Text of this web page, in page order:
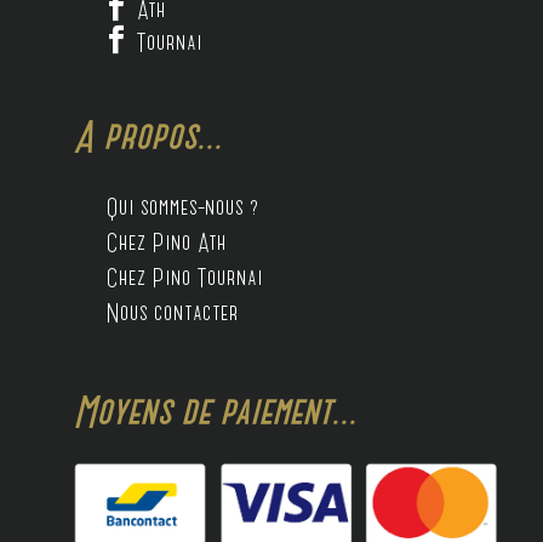
 Ath
 Tournai
A propos...
Qui sommes-nous ?
Chez Pino Ath
Chez Pino Tournai
Nous contacter
Moyens de paiement...